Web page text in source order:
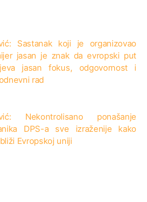
Sastanak koji je organizovao
jasan je znak da evropski put
jasan fokus, odgovornost i
rad
Nekontrolisano ponašanje
DPS-a sve izraženije kako
Evropskoj uniji